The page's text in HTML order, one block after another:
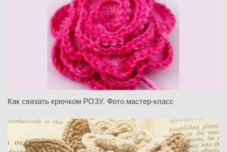
Как связать крючком РОЗУ. Фото мастер-класс